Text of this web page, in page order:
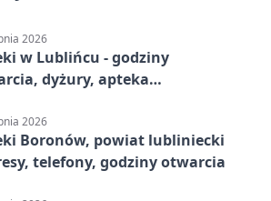
2026
w Lublińcu - godziny
dyżury, apteka
2026
Boronów, powiat lubliniecki
telefony, godziny otwarcia